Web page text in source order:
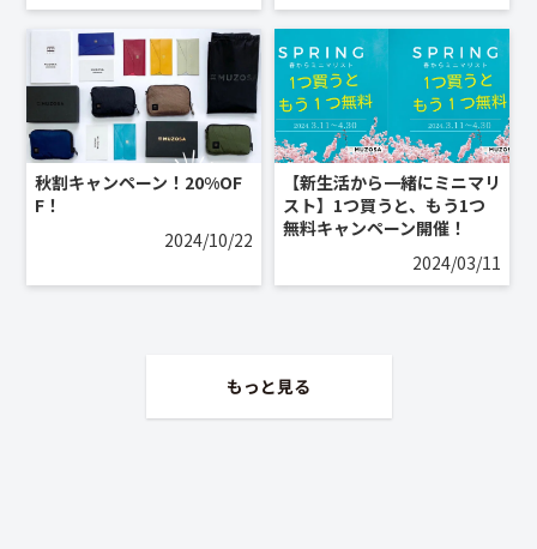
秋割キャンペーン！20%OF
F！
2024/10/22
【新生活から一緒にミニマリ
スト】1つ買うと、もう1つ
無料キャンペーン開催！
2024/03/11
もっと見る